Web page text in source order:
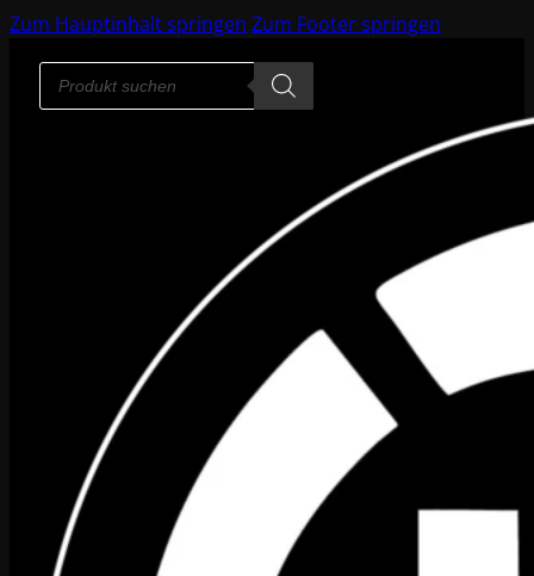
Zum Hauptinhalt springen Zum Footer springen
Products
search